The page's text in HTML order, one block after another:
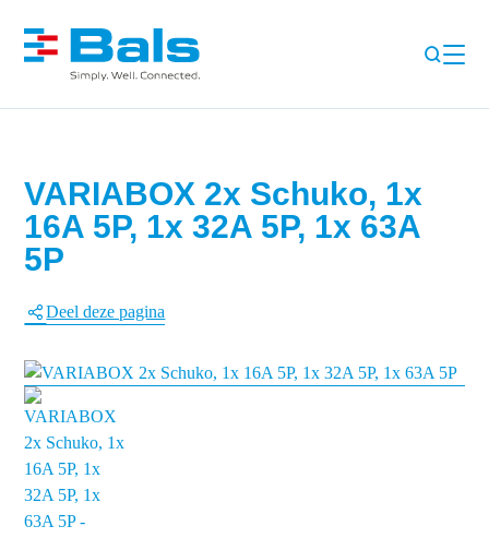
VARIABOX 2x Schuko, 1x
16A 5P, 1x 32A 5P, 1x 63A
5P
Deel deze pagina